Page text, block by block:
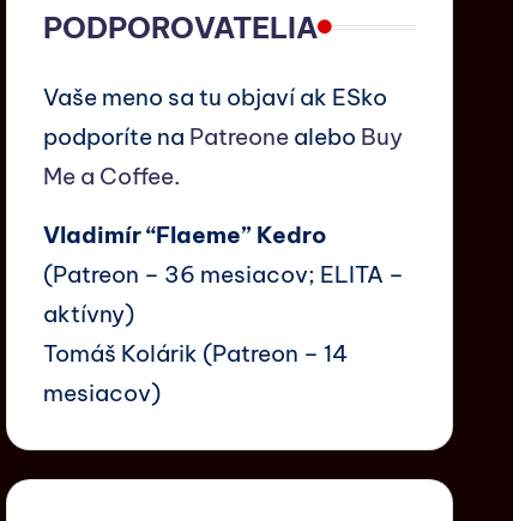
PODPOROVATELIA
Vaše meno sa tu objaví ak ESko
podporíte na Patreonealebo Buy
Me a Coffee.
Vladimír “Flaeme” Kedro
(Patreon – 36 mesiacov; ELITA –
aktívny)
Tomáš Kolárik (Patreon – 14
mesiacov)